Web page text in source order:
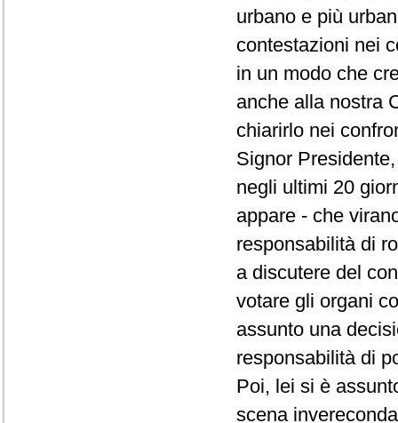
urbano e più
contestazioni nei
in un modo che
anche alla nostra
chiarirlo nei
Signor
negli ultimi 20
appare - che
responsabilità di
a discutere del
votare gli organi
assunto una
responsabilità di
Poi, lei si è
scena